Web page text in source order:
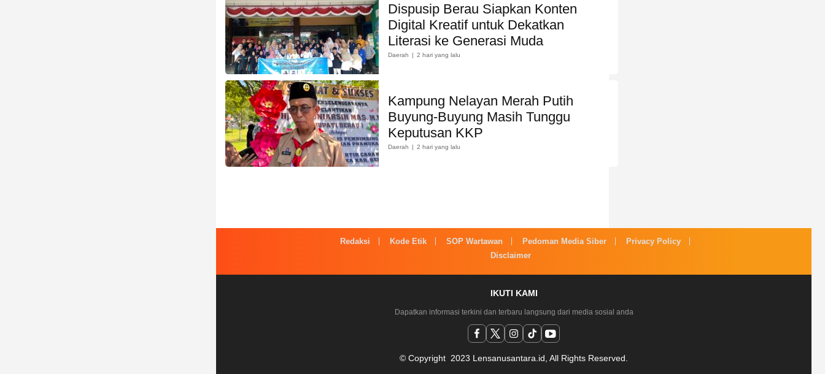
Dispusip Berau Siapkan Konten
Digital Kreatif untuk Dekatkan
Literasi ke Generasi Muda
Daerah 2 hari yang lalu
Kampung Nelayan Merah Putih
Buyung-Buyung Masih Tunggu
Keputusan KKP
Daerah 2 hari yang lalu
Redaksi Kode Etik SOP Wartawan Pedoman Media Siber
Privacy Policy
Disclaimer
IKUTI KAMI
Dapatkan informasi terkini dan terbaru langsung dari media sosial anda
© Copyright 2023 Lensanusantara.id, All Rights Reserved.